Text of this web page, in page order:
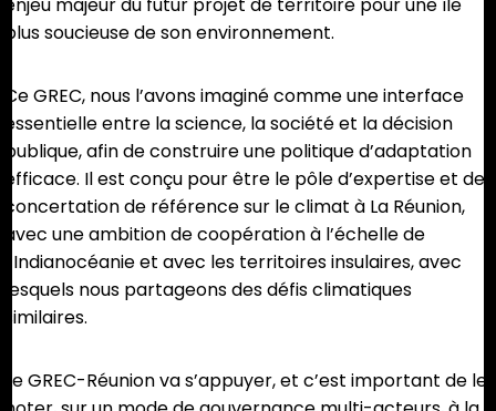
enjeu majeur du futur projet de territoire pour une île
plus soucieuse de son environnement.
Ce GREC, nous l’avons imaginé comme une interface
essentielle entre la science, la société et la décision
publique, afin de construire une politique d’adaptation
efficace. Il est conçu pour être le pôle d’expertise et de
concertation de référence sur le climat à La Réunion,
avec une ambition de coopération à l’échelle de
l’Indianocéanie et avec les territoires insulaires, avec
lesquels nous partageons des défis climatiques
similaires.
Le GREC-Réunion va s’appuyer, et c’est important de le